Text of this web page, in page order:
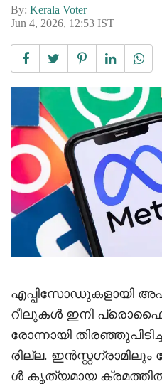
By: Kerala Voter
Jun 4, 2026, 12:53 IST
എപ്പിസോഡുകളായി
റീലുകൾ ഇനി
രോന്നായി
രില്ല.
ൾ കൃത്യമായ